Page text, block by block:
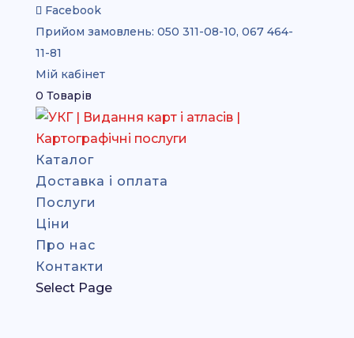
Facebook
Прийом замовлень: 050 311-08-10, 067 464-
11-81
Мій кабінет
0 Товарів
Каталог
Доставка і оплата
Послуги
Ціни
Про нас
Контакти
Select Page